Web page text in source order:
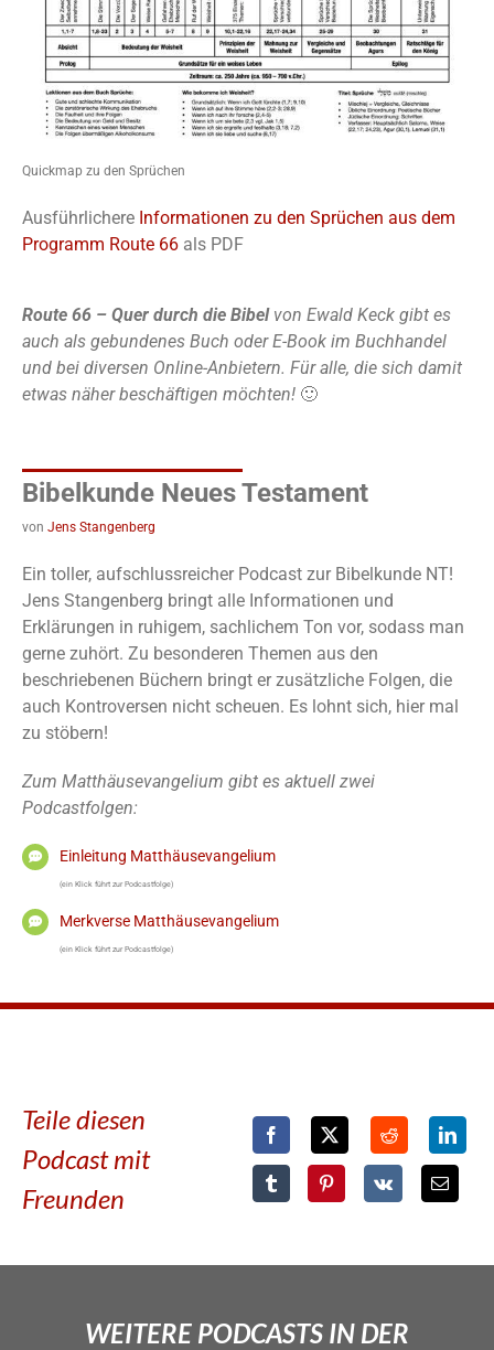
Quickmap zu den Sprüchen
Ausführlichere Informationen zu den Sprüchen aus dem
Programm Route 66 als PDF
Route 66 – Quer durch die Bibel von Ewald Keck gibt es
auch als gebundenes Buch oder E-Book im Buchhandel
und bei diversen Online-Anbietern. Für alle, die sich damit
etwas näher beschäftigen möchten! 🙂
Bibelkunde Neues Testament
von Jens Stangenberg
Ein toller, aufschlussreicher Podcast zur Bibelkunde NT!
Jens Stangenberg bringt alle Informationen und
Erklärungen in ruhigem, sachlichem Ton vor, sodass man
gerne zuhört. Zu besonderen Themen aus den
beschriebenen Büchern bringt er zusätzliche Folgen, die
auch Kontroversen nicht scheuen. Es lohnt sich, hier mal
zu stöbern!
Zum Matthäusevangelium gibt es aktuell zwei
Podcastfolgen:
Einleitung Matthäusevangelium
(ein Klick führt zur Podcastfolge)
Merkverse Matthäusevangelium
(ein Klick führt zur Podcastfolge)
Teile diesen
Podcast mit
Freunden
WEITERE PODCASTS IN DER